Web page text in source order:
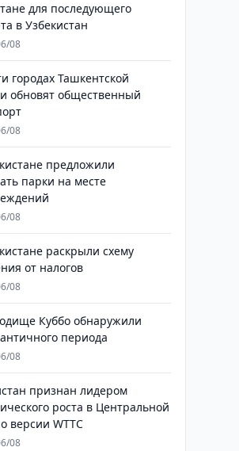
для последующего
в Узбекистан
08
городах Ташкентской
обновят общественный
08
предложили
парки на месте
08
раскрыли схему
от налогов
08
Куббо обнаружили
периода
08
признан лидером
роста в Центральной
версии WTTC
08